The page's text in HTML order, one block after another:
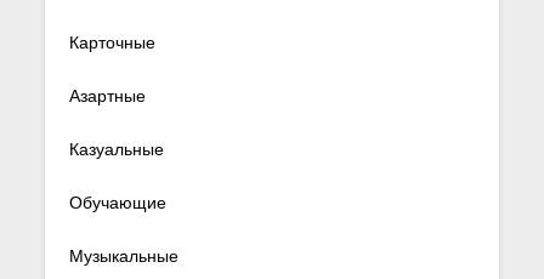
Карточные
Азартные
Казуальные
Обучающие
Музыкальные